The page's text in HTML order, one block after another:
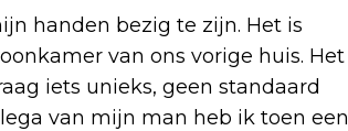
handen bezig te zijn. Het is
van ons vorige huis. Het
iets unieks, geen standaard
van mijn man heb ik toen een